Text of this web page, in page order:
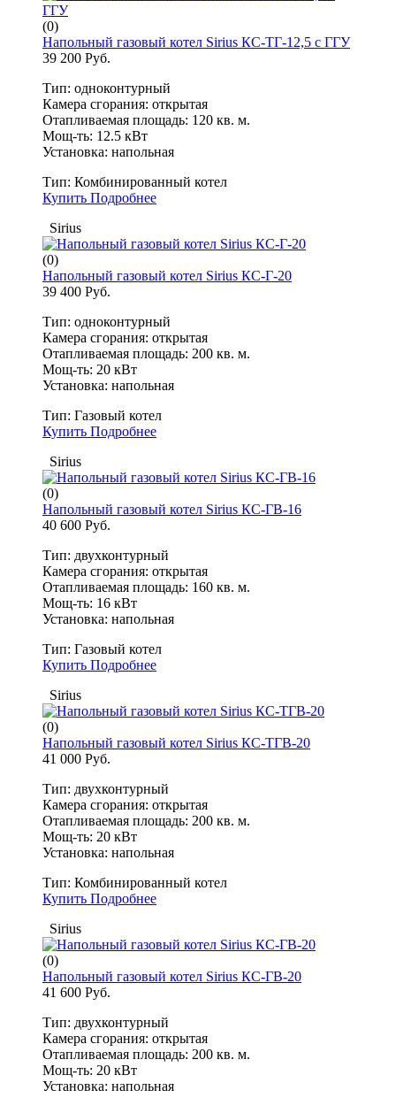
(0)
Напольный газовый котел Sirius КС-ТГ-12,5 с ГГУ
39 200 Руб.
Тип: одноконтурный
Камера сгорания: открытая
Отапливаемая площадь: 120 кв. м.
Мощ-ть: 12.5 кВт
Установка: напольная
Тип: Комбинированный котел
Купить Подробнее
Sirius
(0)
Напольный газовый котел Sirius КС-Г-20
39 400 Руб.
Тип: одноконтурный
Камера сгорания: открытая
Отапливаемая площадь: 200 кв. м.
Мощ-ть: 20 кВт
Установка: напольная
Тип: Газовый котел
Купить Подробнее
Sirius
(0)
Напольный газовый котел Sirius КС-ГВ-16
40 600 Руб.
Тип: двухконтурный
Камера сгорания: открытая
Отапливаемая площадь: 160 кв. м.
Мощ-ть: 16 кВт
Установка: напольная
Тип: Газовый котел
Купить Подробнее
Sirius
(0)
Напольный газовый котел Sirius КС-ТГВ-20
41 000 Руб.
Тип: двухконтурный
Камера сгорания: открытая
Отапливаемая площадь: 200 кв. м.
Мощ-ть: 20 кВт
Установка: напольная
Тип: Комбинированный котел
Купить Подробнее
Sirius
(0)
Напольный газовый котел Sirius КС-ГВ-20
41 600 Руб.
Тип: двухконтурный
Камера сгорания: открытая
Отапливаемая площадь: 200 кв. м.
Мощ-ть: 20 кВт
Установка: напольная